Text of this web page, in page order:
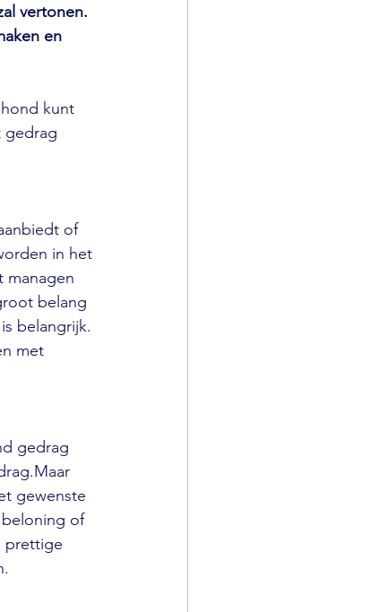
vertonen.
en
kunt
gedrag
of
in het
managen
belang
belangrijk.
met
gedrag
gewenste
of
prettige